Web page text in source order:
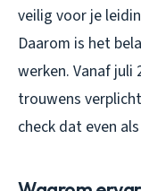
veilig voor je
Daarom is het
werken. Vanaf
trouwens
check dat even